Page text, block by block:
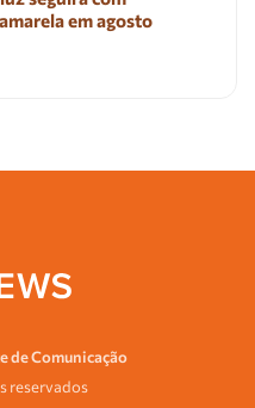
em agosto
de Comunicação
reservados